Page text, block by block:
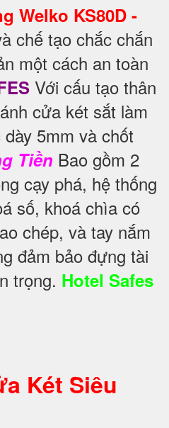
Welko KS80D -
chế tạo chắc chắn
một cách an toàn
Với cấu tạo thân
cửa két sắt làm
5mm và chốt
Tiền Bao gồm 2
cạy phá, hệ thống
số, khoá chìa có
chép, và tay nắm
đảm bảo đựng tài
trọng. Hotel Safes
Két Siêu